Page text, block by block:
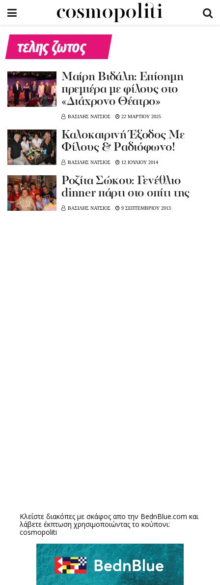
τελης ζωτος
Μαίρη Βιδάλη: Επίσημη
πρεμιέρα με φίλους στο
«Διάχρονο Θέατρο»
ΒΑΣΙΛΗΣ ΝΑΤΣΙΟΣ 22 ΜΑΡΤΙΟΥ 2025
Καλοκαιρινή Έξοδος Με
Φίλους & Ραδιόφωνο!
ΒΑΣΙΛΗΣ ΝΑΤΣΙΟΣ 12 ΙΟΥΛΙΟΥ 2014
Ροζίτα Σώκου: Γενέθλιο
dinner πάρτι στο σπίτι της
ΒΑΣΙΛΗΣ ΝΑΤΣΙΟΣ 9 ΣΕΠΤΕΜΒΡΙΟΥ 2013
Κλείστε διακόπες με σκάφος απο την BednBlue.com και
λάβετε έκπτωση χρησιμοποιώντας το κούπονι:
cosmopoliti